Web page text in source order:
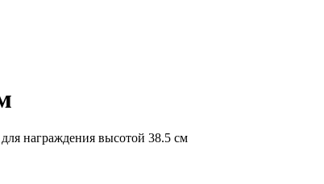
награждения высотой 38.5 см